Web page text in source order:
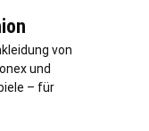
von
und
– für